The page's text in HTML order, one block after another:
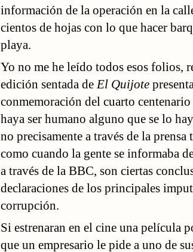
información de la operación en la
cientos de hojas con lo que hacer
playa.
Yo no me he leído todos esos folios,
edición sentada de El Quijote
conmemoración del cuarto
haya ser humano alguno que se lo
no precisamente a través de la
como cuando la gente se informaba
a través de la BBC, son ciertas
declaraciones de los principales
corrupción.
Si estrenaran en el cine una película
que un empresario le pide a uno de